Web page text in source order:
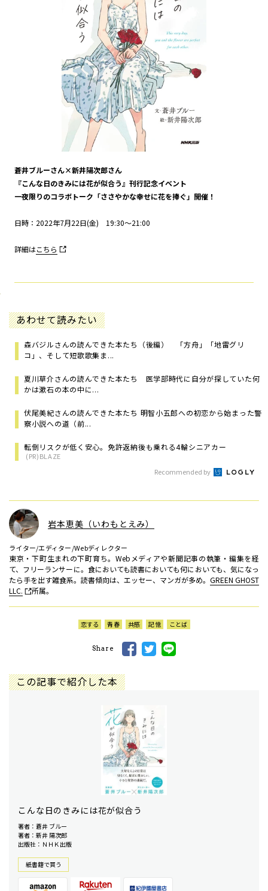
蒼井ブルーさん×新井陽次郎さん
『こんな日のきみには花が似合う』刊行記念イベント
一夜限りのコラボトーク「ささやかな幸せに花を捧ぐ」開催！
日時：2022年7月22日(金) 19:30～21:00
詳細はこちら
あわせて読みたい
森バジルさんの読んできた本たち（後編） 「方舟」「地雷グリ
コ」、そして短歌歌集ま...
夏川草介さんの読んできた本たち 医学部時代に自分が探していた何
かは漱石の本の中に...
伏尾美紀さんの読んできた本たち 明智小五郎への初恋から始まった警
察小説への道（前...
転倒リスクが低く安心。免許返納後も乗れる4輪シニアカー
(PR)BLAZE
Recommended by
岩本恵美（いわもとえみ）
ライター/エディター/Webディレクター
東京・下町生まれの下町育ち。Webメディアや新聞記事の執筆・編集を経
て、フリーランサーに。食においても読書においても何においても、気になっ
たら手を出す雑食系。読書傾向は、エッセー、マンガが多め。 GREEN GHOST
LLC.
所属。
恋する 青春 共感 記憶 ことば
Share
この記事で紹介した本
こんな日のきみには花が似合う
著者：蒼井 ブルー
著者：新井 陽次郎
出版社：ＮＨＫ出版
紙書籍で買う